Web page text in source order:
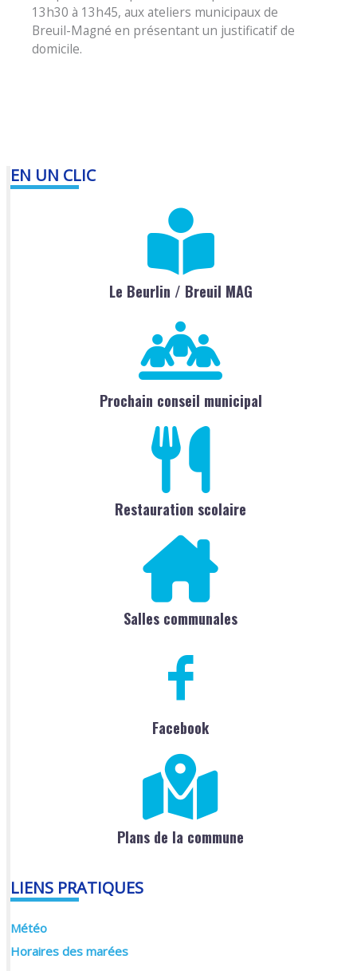
13h30 à 13h45, aux ateliers municipaux de
Breuil-Magné en présentant un justificatif de
domicile.
EN UN CLIC
Le Beurlin / Breuil MAG
Prochain conseil municipal
Restauration scolaire
Salles communales
Facebook
Plans de la commune
LIENS PRATIQUES
Météo
Horaires des marées